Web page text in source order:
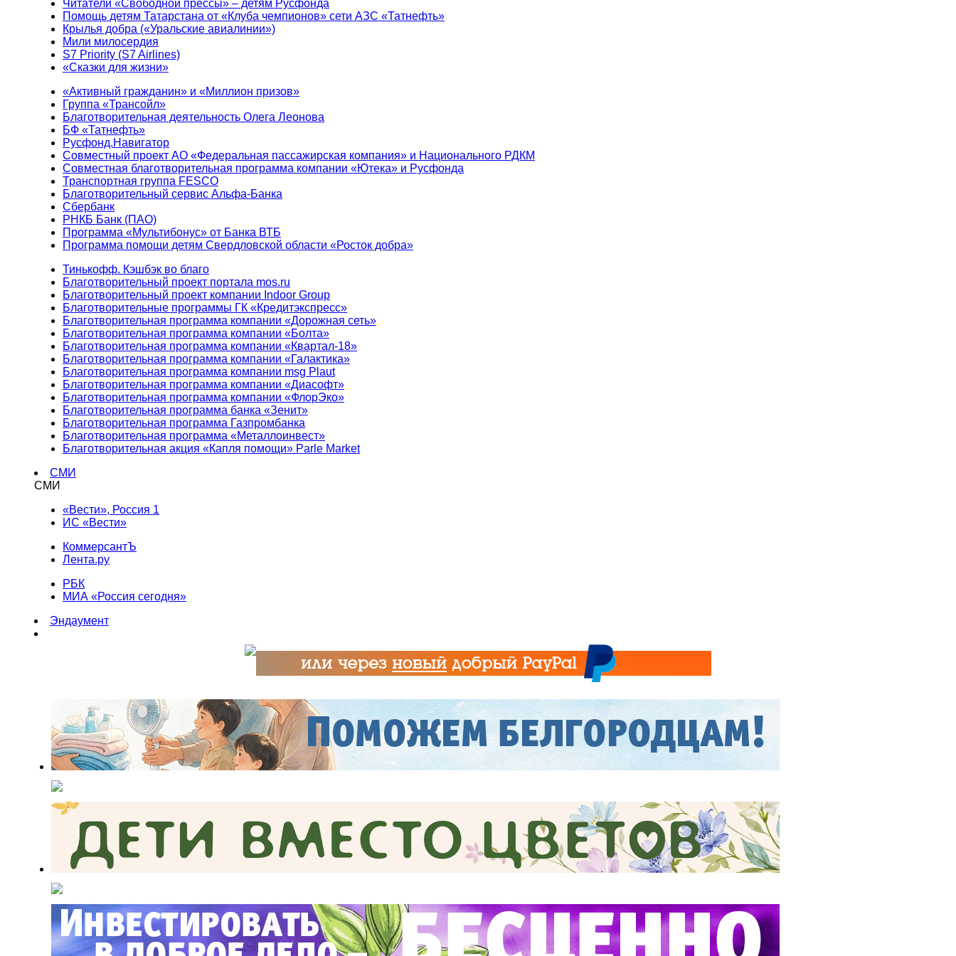
Читатели «Свободной прессы» – детям Русфонда
Помощь детям Татарстана от «Клуба чемпионов» сети АЗС «Татнефть»
Крылья добра («Уральские авиалинии»)
Мили милосердия
S7 Priority (S7 Airlines)
«Сказки для жизни»
«Активный гражданин» и «Миллион призов»
Группа «Трансойл»
Благотворительная деятельность Олега Леонова
БФ «Татнефть»
Русфонд.Навигатор
Совместный проект АО «Федеральная пассажирская компания» и Национального РДКМ
Совместная благотворительная программа компании «Ютека» и Русфонда
Транспортная группа FESCO
Благотворительный сервис Альфа-Банка
Сбербанк
РНКБ Банк (ПАО)
Программа «Мультибонус» от Банка ВТБ
Программа помощи детям Свердловской области «Росток добра»
Тинькофф. Кэшбэк во благо
Благотворительный проект портала mos.ru
Благотворительный проект компании Indoor Group
Благотворительные программы ГК «Кредитэкспресс»
Благотворительная программа компании «Дорожная сеть»
Благотворительная программа компании «Болта»
Благотворительная программа компании «Квартал-18»
Благотворительная программа компании «Галактика»
Благотворительная программа компании msg Plaut
Благотворительная программа компании «Диасофт»
Благотворительная программа компании «ФлорЭко»
Благотворительная программа банка «Зенит»
Благотворительная программа Газпромбанка
Благотворительная программа «Металлоинвест»
Благотворительная акция «Капля помощи» Parle Market
СМИ
СМИ
«Вести», Россия 1
ИС «Вести»
КоммерсантЪ
Лента.ру
РБК
МИА «Россия сегодня»
Эндаумент